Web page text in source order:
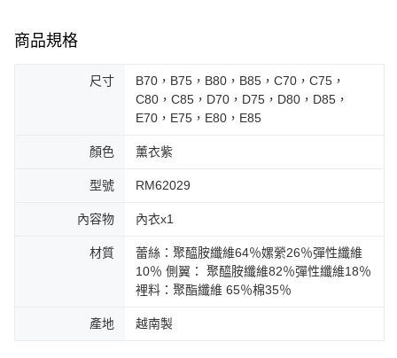
商品規格
尺寸
B70，B75，B80，B85，C70，C75，
C80，C85，D70，D75，D80，D85，
E70，E75，E80，E85
顏色 薰衣紫
型號 RM62029
內容物 內衣x1
材質
蕾絲：聚醯胺纖維64％嫘縈26％彈性纖維
10％ 側翼： 聚醯胺纖維82％彈性纖維18％
裡料：聚酯纖維 65％棉35％
產地 越南製